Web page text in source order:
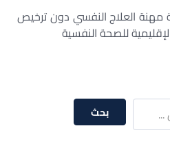
مهنة العلاج النفسي دون ترخيص
للصحة النفسية
بحث